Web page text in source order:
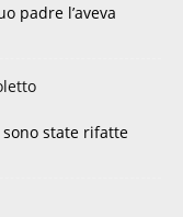
padre l’aveva
sono state rifatte